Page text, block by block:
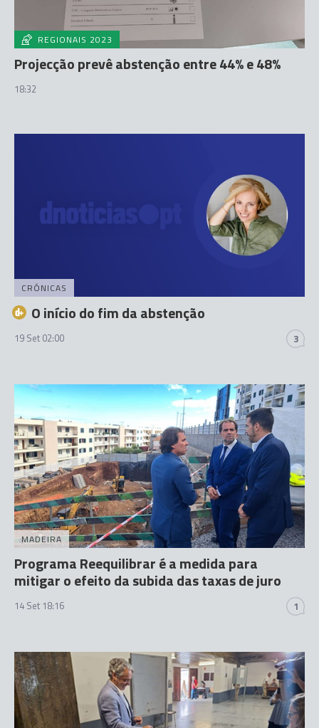
REGIONAIS 2023
Projecção prevê abstenção entre 44% e 48%
18:32
CRÓNICAS
O início do fim da abstenção
19 Set 02:00 3
MADEIRA
Programa Reequilibrar é a medida para
mitigar o efeito da subida das taxas de juro
14 Set 18:16 1